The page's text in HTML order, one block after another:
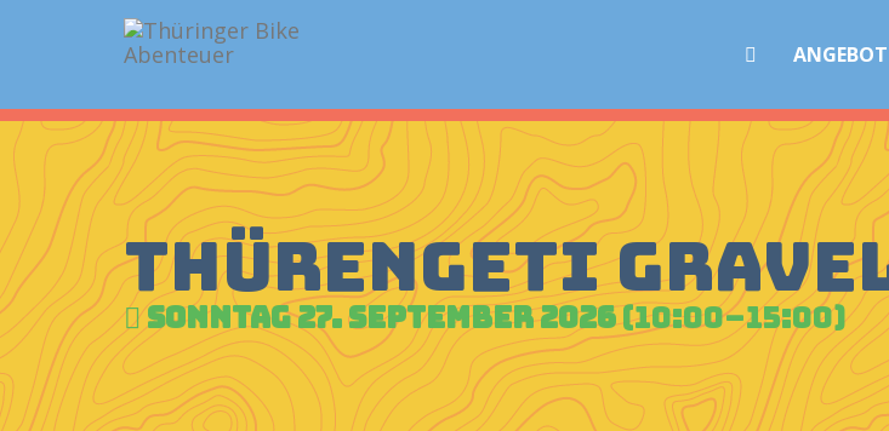
ANGEBOT
Thürengeti
Sonntag 27. September 2026(10:00–15:00)